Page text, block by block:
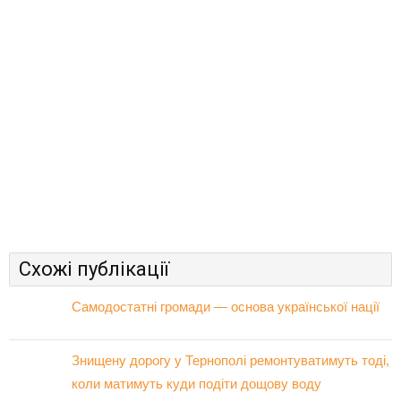
Схожі публікації
Самодостатні громади — основа української нації
Знищену дорогу у Тернополі ремонтуватимуть тоді,
коли матимуть куди подіти дощову воду